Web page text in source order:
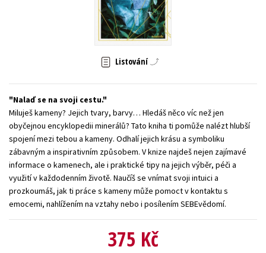
Zahraniční literatura
Všechny tituly
Listování
Nalaď se na svoji cestu.
Miluješ kameny? Jejich tvary, barvy… Hledáš něco víc než jen
obyčejnou encyklopedii minerálů? Tato kniha ti pomůže nalézt hlubší
spojení mezi tebou a kameny. Odhalí jejich krásu a symboliku
zábavným a inspirativním způsobem. V knize najdeš nejen zajímavé
informace o kamenech, ale i praktické tipy na jejich výběr, péči a
využití v každodenním životě. Naučíš se vnímat svoji intuici a
prozkoumáš, jak ti práce s kameny může pomoct v kontaktu s
emocemi, nahlížením na vztahy nebo i posílením SEBEvědomí.
375 Kč